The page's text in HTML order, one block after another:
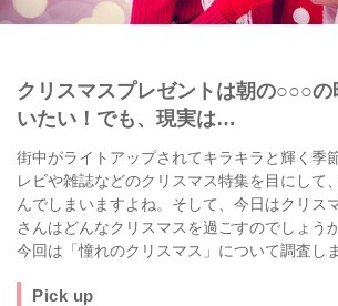
クリスマスプレゼントは朝の○○○の
いたい！でも、現実は…
街中がライトアップされてキラキラと輝く季
レビや雑誌などのクリスマス特集を目にして
んでしまいますよね。そして、今日はクリス
さんはどんなクリスマスを過ごすのでしょう
今回は「憧れのクリスマス」について調査し
Pick up